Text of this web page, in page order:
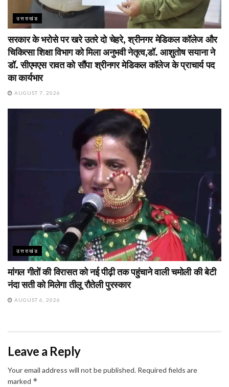
उत्तराखंड
सरकार के भरोसे पर खरे उतरे दो चेहरे, श्रीनगर मेडिकल कॉलेज और
चिकित्सा शिक्षा विभाग को मिला अनुभवी नेतृत्व,डॉ. आशुतोष सयाना ने
डॉ. सीएमएस रावत को सौंपा श्रीनगर मेडिकल कॉलेज के प्राचार्य पद
का कार्यभार
AUGUST 7, 2026
उत्तराखंड
मांगल गीतों की विरासत को नई पीढ़ी तक पहुंचाने वाली चमोली की बेटी
नंदा सती को मिलेगा तीलू रौतेली पुरस्कार
AUGUST 6, 2026
Leave a Reply
Your email address will not be published. Required fields are
marked *